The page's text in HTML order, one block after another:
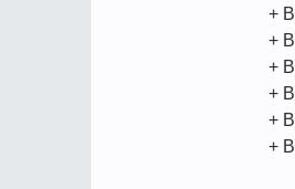
+
+
+
+
+
+